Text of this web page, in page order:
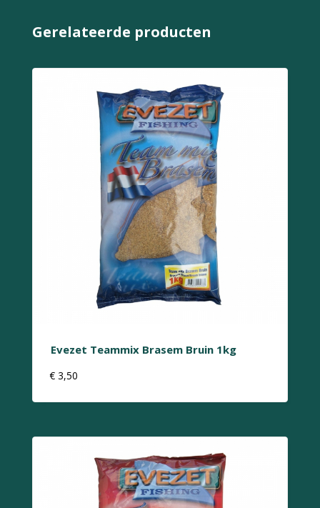
Gerelateerde producten
Evezet Teammix Brasem Bruin 1kg
€ 3,50